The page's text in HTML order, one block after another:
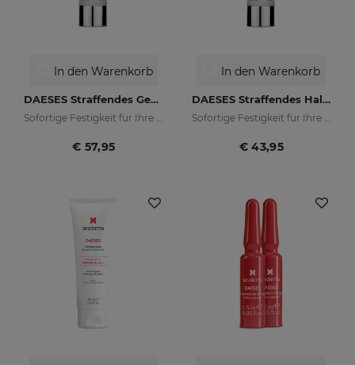
In den Warenkorb
DAESES Straffendes Gesichtscremegel
€ 57,95
In den Warenkorb
DAESES Straffendes Halsgel
€ 43,95